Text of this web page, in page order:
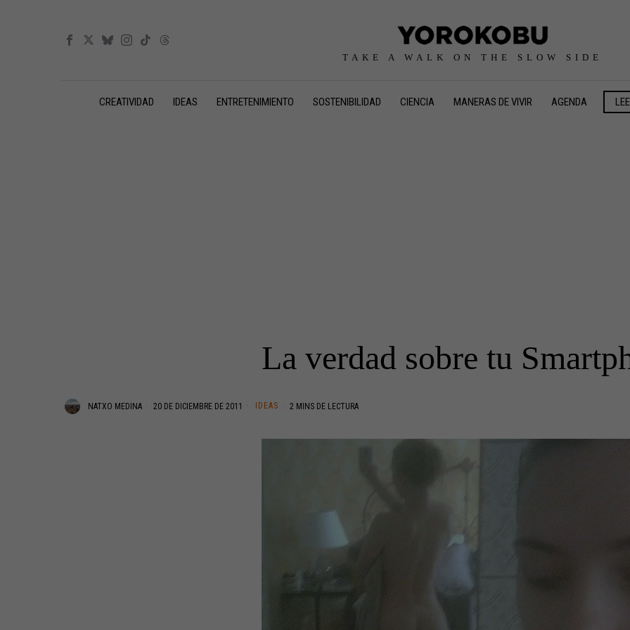
TAKE A WALK ON THE SLOW SIDE
CREATIVIDAD IDEAS ENTRETENIMIENTO SOSTENIBILIDAD CIENCIA MANERAS DE VIVIR AGENDA
La verdad sobre tu
NATXO MEDINA 20 DE DICIEMBRE DE 2011 IDEAS 2 MINS DE LECTURA